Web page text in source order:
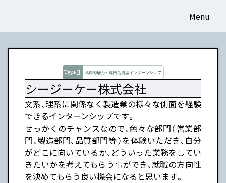
Menu
シージーケー株式会社
文系、理系に関係なく製造業の様々な側面を経験
できるインターンシップです。
せっかくのチャンスなので、色々な部門（営業部
門、製造部門、品質部門等）を体験いただき、自分
がどこに向いているか、どういった業務をしてい
きたいかを考えてもらう事ができ、就職の方向性
を決めてもらう良い機会になると思います。